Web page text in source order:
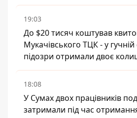
19:03
До $20 тисяч коштував
Мукачівського ТЦК - у
підозри отримали двоє
18:08
У Сумах двох працівників
затримали під час